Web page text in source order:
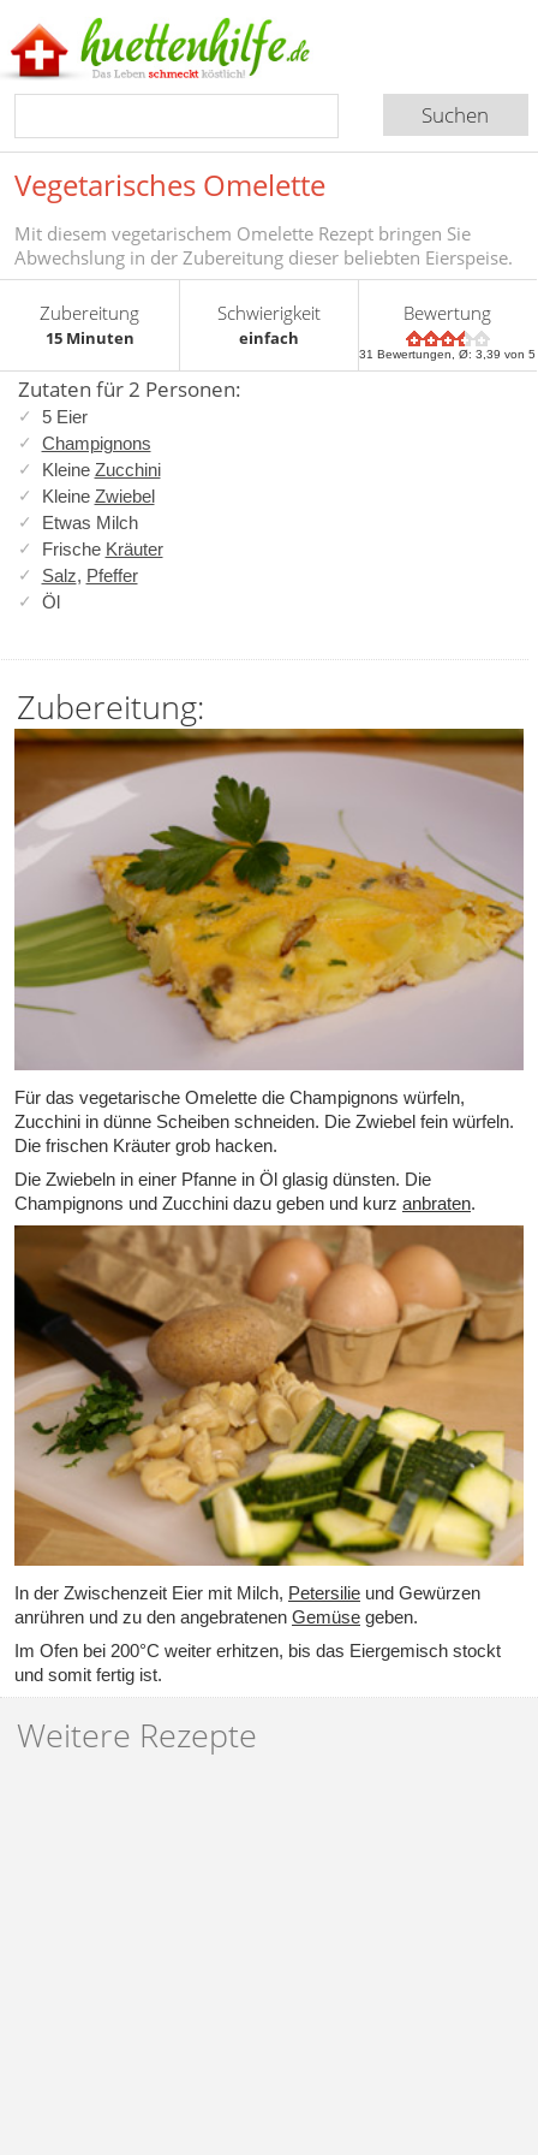
Vegetarisches Omelette
Mit diesem vegetarischem Omelette Rezept bringen Sie
Abwechslung in der Zubereitung dieser beliebten Eierspeise.
Zubereitung
15 Minuten
Schwierigkeit
einfach
Bewertung
31 Bewertungen, Ø:3,39 von 5
Zutaten für 2 Personen:
5 Eier
Champignons
Kleine Zucchini
Kleine Zwiebel
Etwas Milch
Frische Kräuter
Salz, Pfeffer
Öl
Zubereitung:
Für das vegetarische Omelette die Champignons würfeln,
Zucchini in dünne Scheiben schneiden. Die Zwiebel fein würfeln.
Die frischen Kräuter grob hacken.
Die Zwiebeln in einer Pfanne in Öl glasig dünsten. Die
Champignons und Zucchini dazu geben und kurz anbraten.
In der Zwischenzeit Eier mit Milch, Petersilie und Gewürzen
anrühren und zu den angebratenen Gemüse geben.
Im Ofen bei 200°C weiter erhitzen, bis das Eiergemisch stockt
und somit fertig ist.
Weitere Rezepte